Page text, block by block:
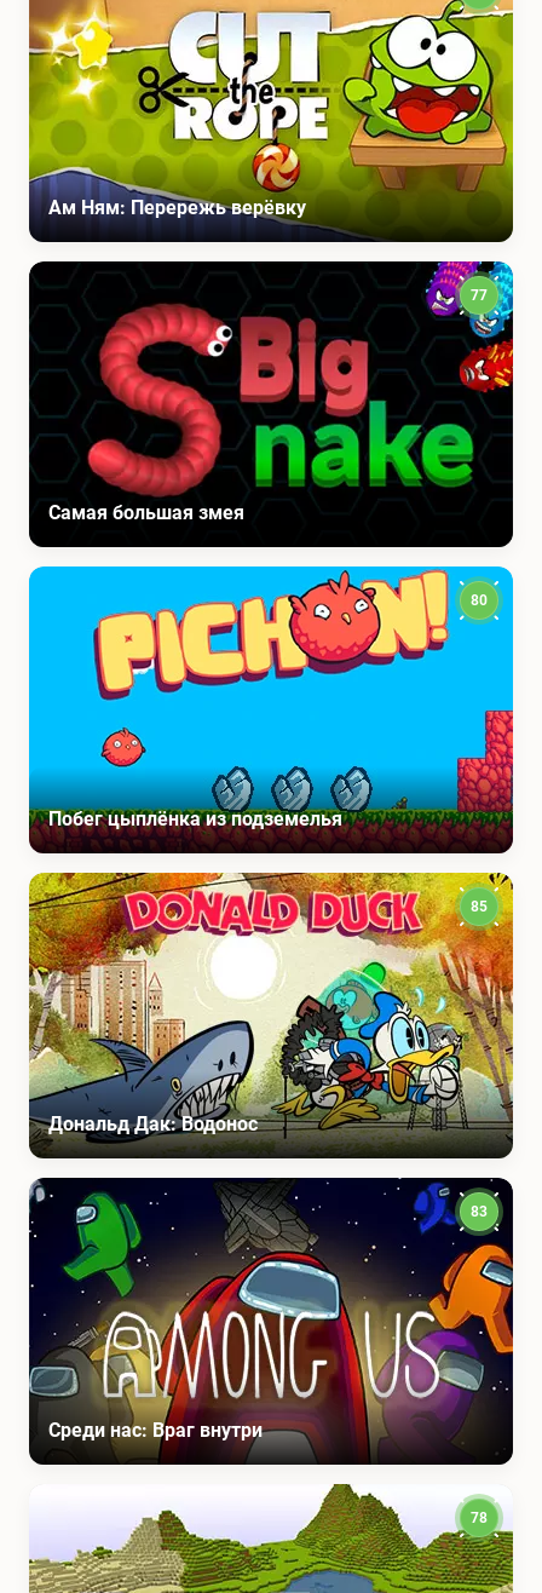
Ам Ням: Перережь верёвку
Самая большая змея
77
Побег цыплёнка из подземелья
80
Дональд Дак: Водонос
85
Среди нас: Враг внутри
83
78